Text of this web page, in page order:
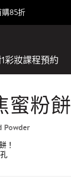
回饋
1彩妝課程預約​
蜜粉餅
Powder
！